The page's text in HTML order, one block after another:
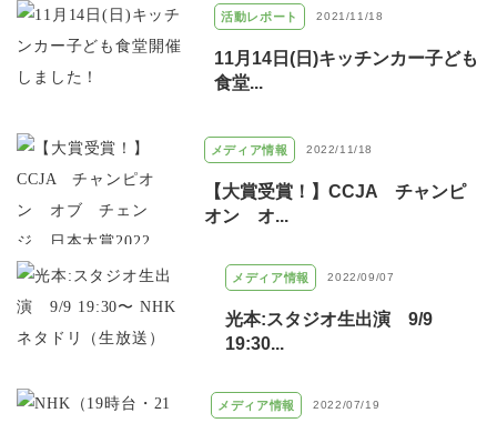
活動レポート 2021/11/18
11月14日(日)キッチンカー子ども
食堂...
メディア情報 2022/11/18
【大賞受賞！】CCJA チャンピ
オン オ...
メディア情報 2022/09/07
光本:スタジオ生出演 9/9
19:30...
メディア情報 2022/07/19